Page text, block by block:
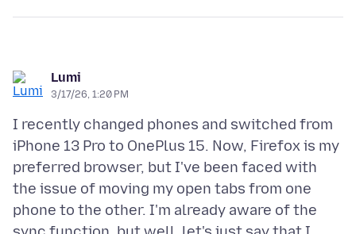
Lumi
3/17/26, 1:20 PM
I recently changed phones and switched from
iPhone 13 Pro to OnePlus 15. Now, Firefox is my
preferred browser, but I've been faced with
the issue of moving my open tabs from one
phone to the other. I'm already aware of the